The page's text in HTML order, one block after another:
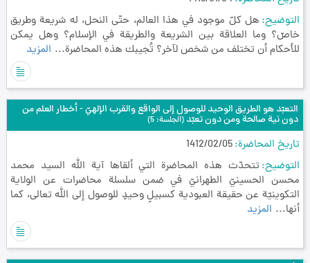
التوضيح هل كلّ موجود في هذا العالم، حتّى النحل، له شريعة وطريق
خاصّ؟ وما العلاقة بين الشريعة والطريقة في الإسلام؟ وهل يمكن
للأحكام أن تختلف من شخص لآخر؟ تُجيبك هذه المحاضرة... المزيد
التعبّد هو الطريق الوحيد للوصول إلى الواقع والقرب الإلهيّ - أخطار العلم من
دون نية صالحة ومن دون تعبّد (الجلسة: 5)
تاريخ المحاضرة 1412/02/05
التوضيح تتحدّث هذه المحاضرة التي ألقاها آية الله السيد محمد
محسن الحسينيّ الطهرانيّ في ضمن سلسلة محاضرات عن الولاية
التكوينيّة عن حقيقة العبودية كسبيلٍ وحيدٍ للوصول إلى الله تعالى، كما
أنها... المزيد